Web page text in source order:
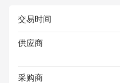
交易时间
供应商
采购商